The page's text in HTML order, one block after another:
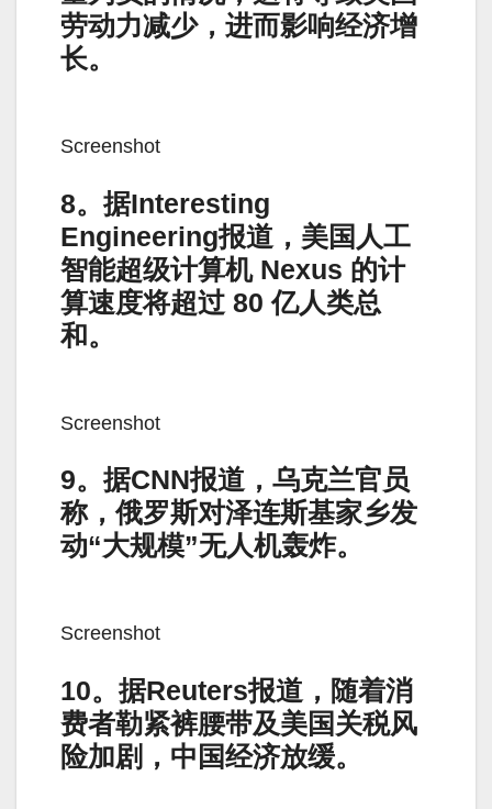
劳动力减少，进而影响经济增
长。
Screenshot
8。据Interesting
Engineering报道，美国人工
智能超级计算机 Nexus 的计
算速度将超过 80 亿人类总
和。
Screenshot
9。据CNN报道，乌克兰官员
称，俄罗斯对泽连斯基家乡发
动“大规模”无人机轰炸。
Screenshot
10。据Reuters报道，随着消
费者勒紧裤腰带及美国关税风
险加剧，中国经济放缓。